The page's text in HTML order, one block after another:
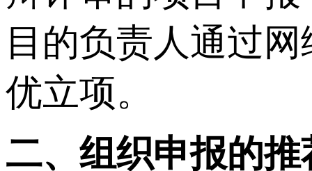
目的负责人通过
优立项。
二、组织申报的推